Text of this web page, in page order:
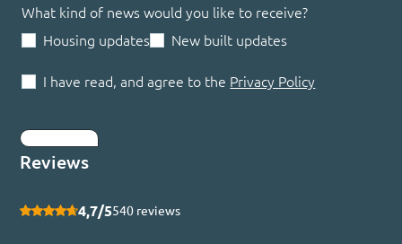
What kind of news would you like to receive?
Housing updates
New built updates
I have read, and agree to the Privacy Policy
Reviews
4,7/5540 reviews